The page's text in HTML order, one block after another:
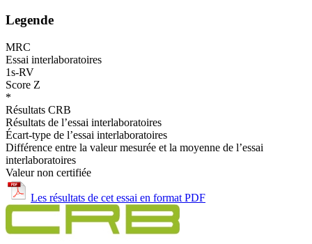
Legende
MRC
Essai interlaboratoires
1s-RV
Score Z
*
Résultats CRB
Résultats de l’essai interlaboratoires
Écart-type de l’essai interlaboratoires
Différence entre la valeur mesurée et la moyenne de l’essai
interlaboratoires
Valeur non certifiée
Les résultats de cet essai en format PDF